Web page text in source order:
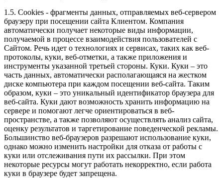
1.5. Cookies - фрагменты данных, отправляемых веб-сервером
браузеру при посещении сайта Клиентом. Компания
автоматически получает некоторые виды информации,
получаемой в процессе взаимодействия пользователей с
Cайтом. Речь идет о технологиях и сервисах, таких как веб-
протоколы, куки, веб-отметки, а также приложения и
инструменты указанной третьей стороны. Куки. Куки – это
часть данных, автоматически располагающаяся на жестком
диске компьютера при каждом посещении веб-сайта. Таким
образом, куки – это уникальный идентификатор браузера для
веб-сайта. Куки дают возможность хранить информацию на
сервере и помогают легче ориентироваться в веб-
пространстве, а также позволяют осуществлять анализ сайта,
оценку результатов и таргетирование поведенческой рекламы.
Большинство веб-браузеров разрешают использование куки,
однако можно изменить настройки для отказа от работы с
куки или отслеживания пути их рассылки. При этом
некоторые ресурсы могут работать некорректно, если работа
куки в браузере будет запрещена.